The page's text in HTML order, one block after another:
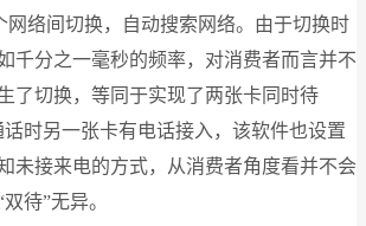
网络间切换，自动搜索网络。由于切换时
千分之一毫秒的频率，对消费者而言并不
了切换，等同于实现了两张卡同时待
时另一张卡有电话接入，该软件也设置
未接来电的方式，从消费者角度看并不会
待”无异。